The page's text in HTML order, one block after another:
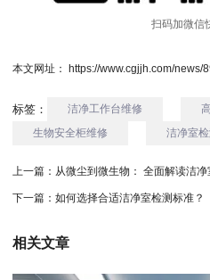
扫码加微信
本文网址： https://www.cgjjh.com/news/
标签： 洁净工作台维修
生物安全柜维修
洁净室检
上一篇： 从微尘到微生物： 全面解读洁
下一篇： 如何选择合适洁净室检测标准？
相关文章